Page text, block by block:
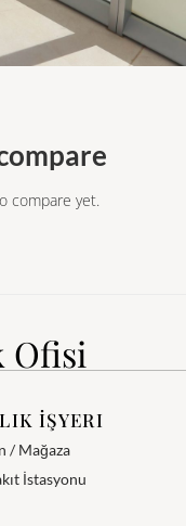
compare yet.
Ofisi
İŞYERI
/ Mağaza
İstasyonu